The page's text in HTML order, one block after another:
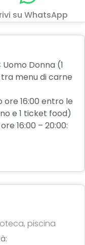
su WhatsApp
Donna (1
menu di carne
16:00 entro le
e 1 ticket food)
16:00 – 20:00:
piscina